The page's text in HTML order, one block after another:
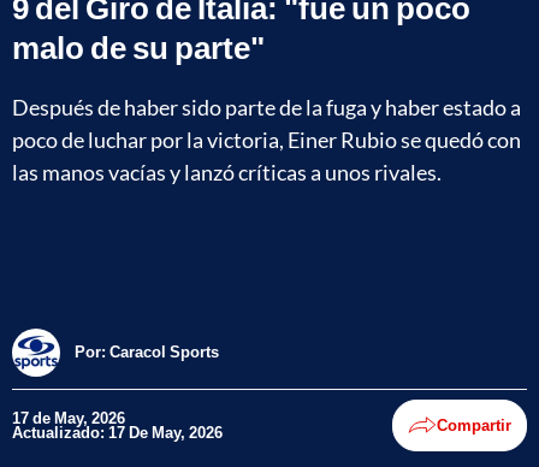
malo de su parte"
Después de haber sido parte de la fuga y haber estado a
poco de luchar por la victoria, Einer Rubio se quedó con
las manos vacías y lanzó críticas a unos rivales.
Por: Caracol Sports
17 de May, 2026
Actualizado: 17 De May, 2026 Compartir